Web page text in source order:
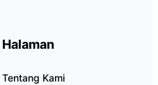
Halaman
Tentang Kami